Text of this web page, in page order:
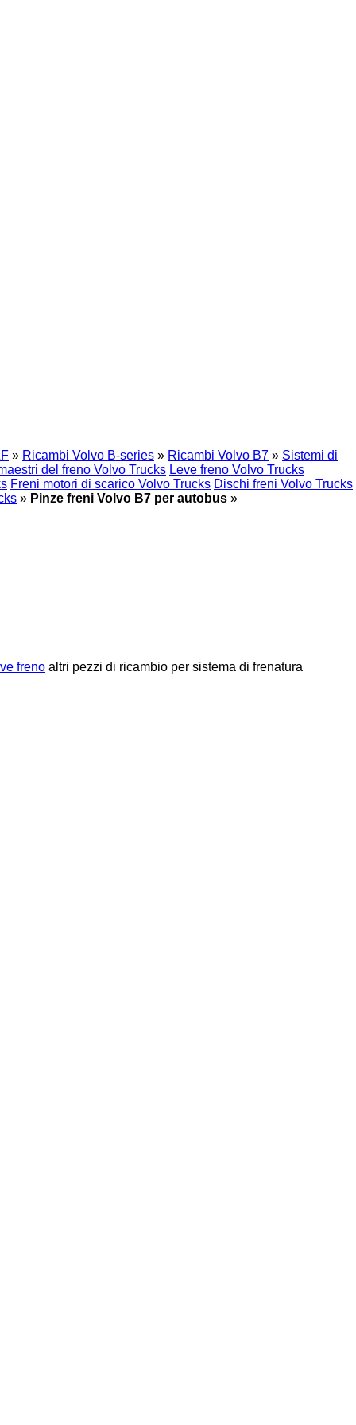
» Ricambi Volvo B-series » Ricambi Volvo B7 » Sistemi di
del freno Volvo Trucks Leve freno Volvo Trucks
Freni motori di scarico Volvo Trucks Dischi freni Volvo Trucks
» Pinze freni Volvo B7 per autobus »
freno altri pezzi di ricambio per sistema di frenatura